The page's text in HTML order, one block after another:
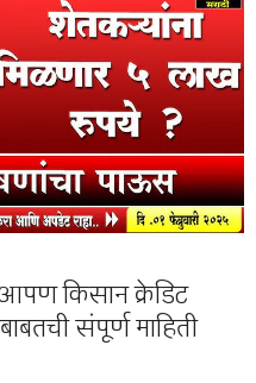
किसान क्रेडिट
संपूर्ण माहिती